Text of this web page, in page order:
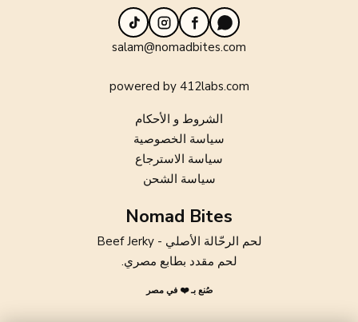
WhatsApp
Facebook
Instagram
TikTok
salam@nomadbites.com
powered by 412labs.com
الشروط و الأحكام
سياسة الخصوصية
سياسة الاسترجاع
سياسة الشحن
Nomad Bites
لحم الرحّالة الأصلي - Beef Jerky
لحم مقدد بطابع مصري.
صُنع بـ ❤️ في مصر